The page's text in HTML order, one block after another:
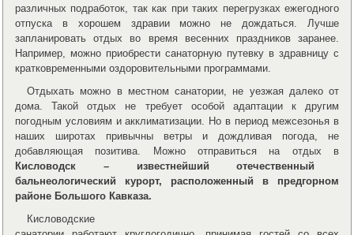
различных подработок, так как при таких перегрузках ежегодного
отпуска в хорошем здравии можно не дождаться. Лучше
запланировать отдых во время весенних праздников заранее.
Например, можно приобрести санаторную путевку в здравницу с
кратковременными оздоровительными программами.
Отдыхать можно в местном санатории, не уезжая далеко от
дома. Такой отдых не требует особой адаптации к другим
погодным условиям и акклиматизации. Но в период межсезонья в
наших широтах привычны ветры и дождливая погода, не
добавляющая позитива. Можно отправиться на отдых в
Кисловодск – известнейший отечественный
бальнеологический курорт, расположенный в предгорном
районе Большого Кавказа.
Кисловодские